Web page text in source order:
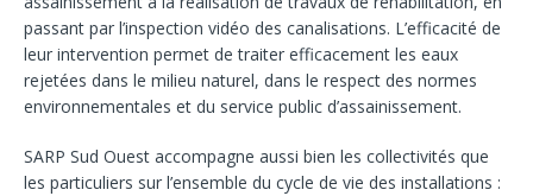
passant par l’inspection vidéo des canalisations. L’efficacité de
leur intervention permet de traiter efficacement les eaux
rejetées dans le milieu naturel, dans le respect des normes
environnementales et du service public d’assainissement.
SARP Sud Ouest accompagne aussi bien les collectivités que
les particuliers sur l’ensemble du cycle de vie des installations :